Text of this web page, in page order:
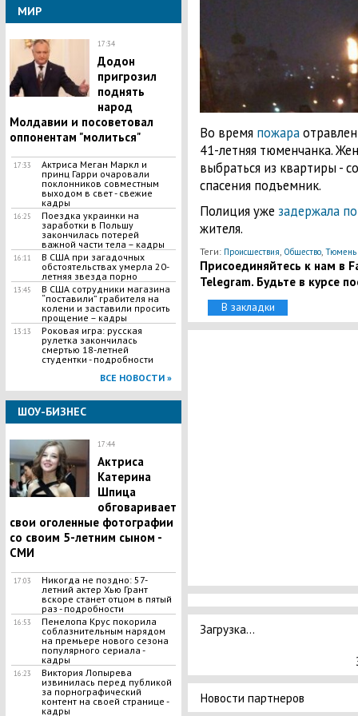
МИР
17:34
Додон
пригрозил
поднять
народ
Молдавии и посоветовал
оппонентам "молиться"
17:33
Актриса Меган Маркл и
принц Гарри очаровали
поклонников совместным
выходом в свет - свежие
кадры
16:25
Поездка украинки на
заработки в Польшу
закончилась потерей
важной части тела – кадры
16:11
В США при загадочных
обстоятельствах умерла 20-
летняя звезда порно
13:45
В США сотрудники магазина
“поставили” грабителя на
колени и заставили просить
прощение – кадры
13:13
​Роковая игра: русская
рулетка закончилась
смертью 18-летней
студентки - подробности
ВСЕ НОВОСТИ »
ШОУ-БИЗНЕС
17:44
Актриса
Катерина
Шпица
обговаривает
свои оголенные фотографии
со своим 5-летним сыном -
СМИ
17:03
Никогда не поздно: 57-
летний актер Хью Грант
вскоре станет отцом в пятый
раз - подробности
16:53
Пенелопа Крус покорила
соблазнительным нарядом
на премьере нового сезона
популярного сериала -
кадры
16:23
Виктория Лопырева
извинилась перед публикой
за порнографический
контент на своей странице -
кадры
Во время пожара
41-летняя тюменчанка.
выбраться из квартиры -
спасения подъемник.
Полиция уже задержала
жителя.
Теги: Происшествия, Общество, Тюмень
Присоединяйтесь к нам в
Telegram. Будьте в курсе
В закладки
Загрузка...
Новости партнеров